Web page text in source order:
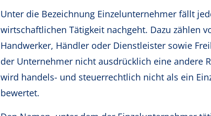
Unter die Bezeichnung Einzelunternehmer fällt
wirtschaftlichen Tätigkeit nachgeht. Dazu zählen
Handwerker, Händler oder Dienstleister sowie
der Unternehmer nicht ausdrücklich eine andere
wird handels- und steuerrechtlich nicht als ein
bewertet.